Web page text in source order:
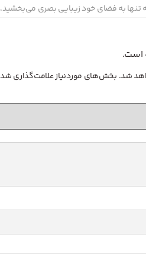
تنها به فضای خود زیبایی بصری
است.
شد. بخش‌های موردنیاز علامت‌گذاری